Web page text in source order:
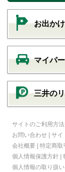
お出か
マイパ
三井の
サイトのご利用方法
お問い合わせ | サイ
会社概要 | 特定商取
個人情報保護方針 |
個人情報の取り扱い